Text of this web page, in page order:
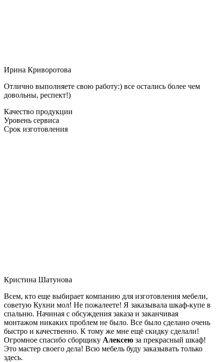
Ирина Криворотова
Отлично выполняете свою работу:) все остались более чем
довольны, респект!)
Качество продукции
Уровень сервиса
Срок изготовления
Кристина Шатунова
Всем, кто еще выбирает компанию для изготовления мебели,
советую Кухни мол! Не пожалеете! Я заказывала шкаф-купе в
спальню. Начиная с обсуждения заказа и заканчивая
монтажом никаких проблем не было. Все было сделано очень
быстро и качественно. К тому же мне ещё скидку сделали!
Огромное спасибо сборщику Алексею за прекрасный шкаф!
Это мастер своего дела! Всю мебель буду заказывать только
здесь.